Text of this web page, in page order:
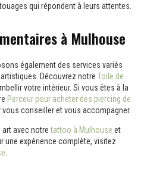
qui répondent à leurs attentes.
à Mulhouse
également des services variés
Découvrez notre Toile de
votre intérieur. Si vous êtes à la
Perceur pour acheter des piercing de
conseiller et vous accompagner.
art avec notretattoo à Mulhouse et
une expérience complète, visitez